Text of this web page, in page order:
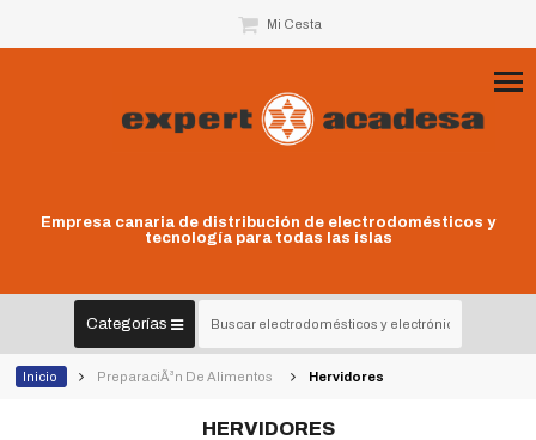
Mi Cesta
Empresa canaria de distribución de electrodomésticos y
tecnología para todas las islas
Categorías
Inicio PreparaciÃ³n De Alimentos Hervidores
HERVIDORES